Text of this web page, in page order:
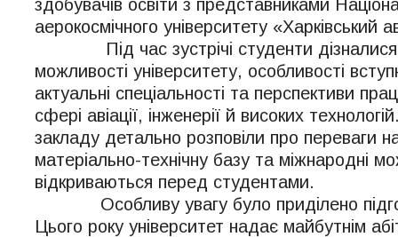
здобувачів освіти з представниками
аерокосмічного університету «Харківський
Під час зустрічі студенти дізналися
можливості університету, особливості
актуальні спеціальності та перспективи
сфері авіації, інженерії й високих
закладу детально розповіли про переваги
матеріально-технічну базу та міжнародні
відкриваються перед студентами.
Особливу увагу було приділено
Цього року університет надає майбутнім